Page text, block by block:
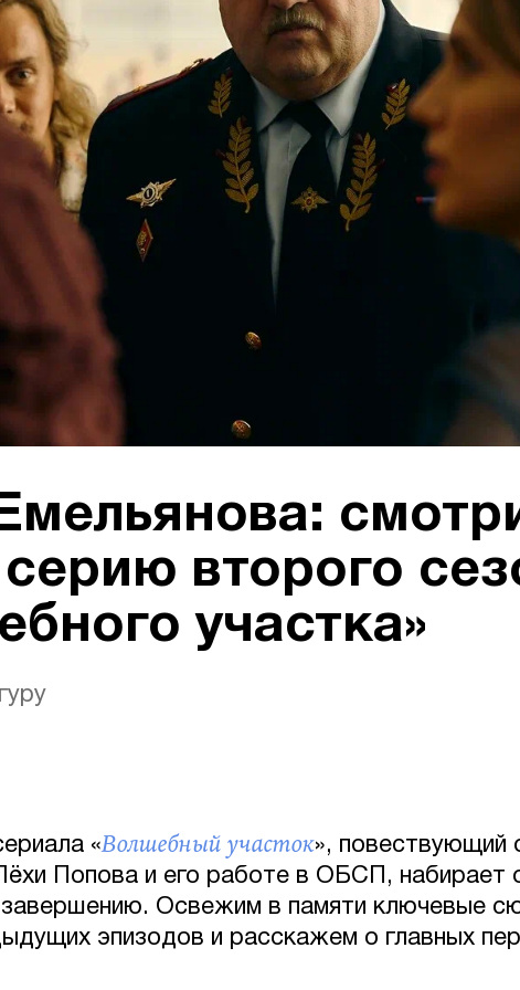
второго
участка»
«Волшебный участок», повествующий
Попова и его работе в ОБСП, набирает
завершению. Освежим в памяти ключевые
эпизодов и расскажем о главных